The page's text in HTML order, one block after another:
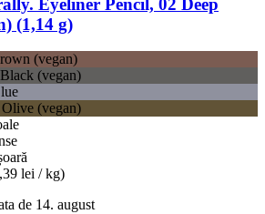
Eyeliner Pencil, 02 Deep
(1,14 g)
(vegan)
(vegan)
(vegan)
lei / kg)
de 14. august